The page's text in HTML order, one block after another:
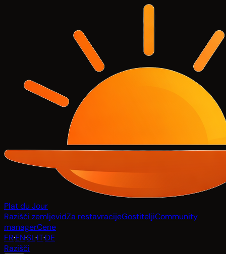
Plat du Jour
Razišči zemljevidZa restavracijeGostiteljiCommunity
managerCene
FR·EN·SL·IT·DE
Razišči